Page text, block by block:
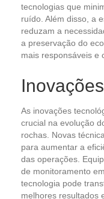
tecnologias que
ruído. Além disso, a
reduzam a
a preservação do
mais responsáveis e
As inovações
crucial na evolução
rochas. Novas
para aumentar a
das operações.
de monitoramento
tecnologia pode
melhores resultados